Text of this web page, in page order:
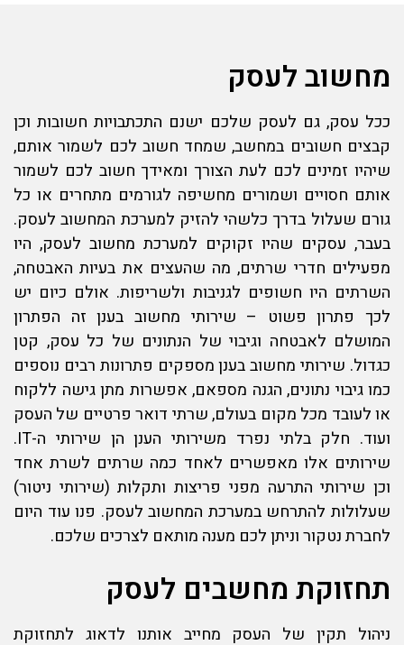
מחשוב לעסק
ככל עסק, גם לעסק שלכם ישנם התכתבויות חשובות וכן
קבצים חשובים במחשב, שמחד חשוב לכם לשמור אותם,
שיהיו זמינים לכם לעת הצורך ומאידך חשוב לכם לשמור
אותם חסויים ושמורים מחשיפה לגורמים מתחרים או כל
גורם שעלול בדרך כלשהי להזיק למערכת המחשוב לעסק.
בעבר, עסקים שהיו זקוקים למערכת מחשוב לעסק, היו
מפעילים חדרי שרתים, מה שהעצים את בעיות האבטחה,
השרתים היו חשופים לגניבות ולשריפות. אולם כיום יש
לכך פתרון פשוט – שירותי מחשוב בענן זה הפתרון
המושלם לאבטחה וגיבוי של הנתונים של כל עסק, קטן
כגדול. שירותי מחשובבענן מספקים פתרונות רבים נוספים
כמו גיבוי נתונים, הגנה מספאם, אפשרות מתן גישה ללקוח
או לעובד מכל מקום בעולם, שרתי דואר פרטיים של העסק
ועוד. חלק בלתי נפרד משירותי הענן הן שירותי ה-IT.
שירותים אלו מאפשרים לאחד כמה שרתים לשרת אחד
וכן שירותי התרעה מפני פריצות ותקלות (שירותי ניטור)
שעלולות להתרחש במערכת המחשוב לעסק. פנו עוד היום
לחברת נטקור וניתן לכם מענה מותאם לצרכים שלכם.
תחזוקת מחשבים לעסק
ניהול תקין של העסק מחייב אותנו לדאוג לתחזוקת